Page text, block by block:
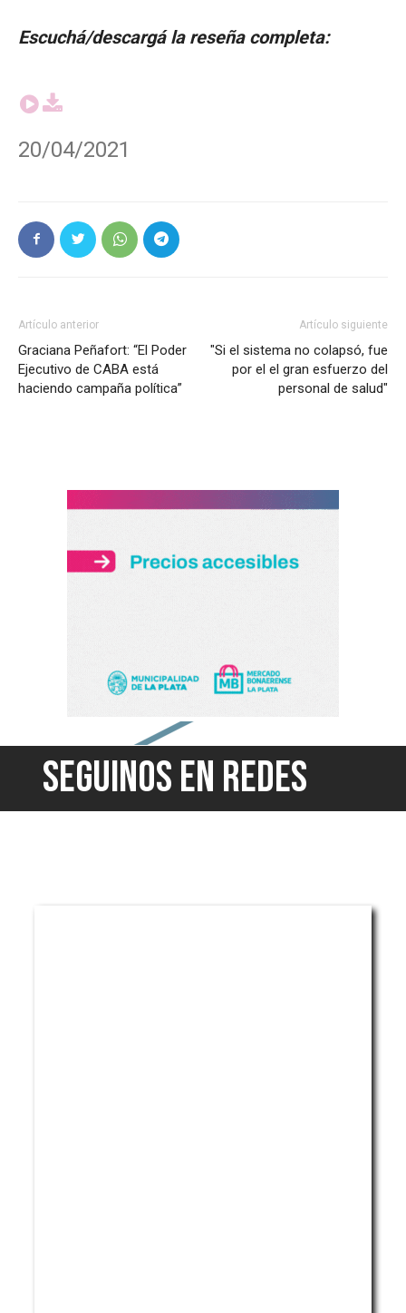
Escuchá/descargá la reseña completa:
20/04/2021
Artículo anterior
Graciana Peñafort: “El Poder
Ejecutivo de CABA está
haciendo campaña política”
Artículo siguiente
"Si el sistema no colapsó, fue
por el el gran esfuerzo del
personal de salud"
SEGUINOS EN REDES